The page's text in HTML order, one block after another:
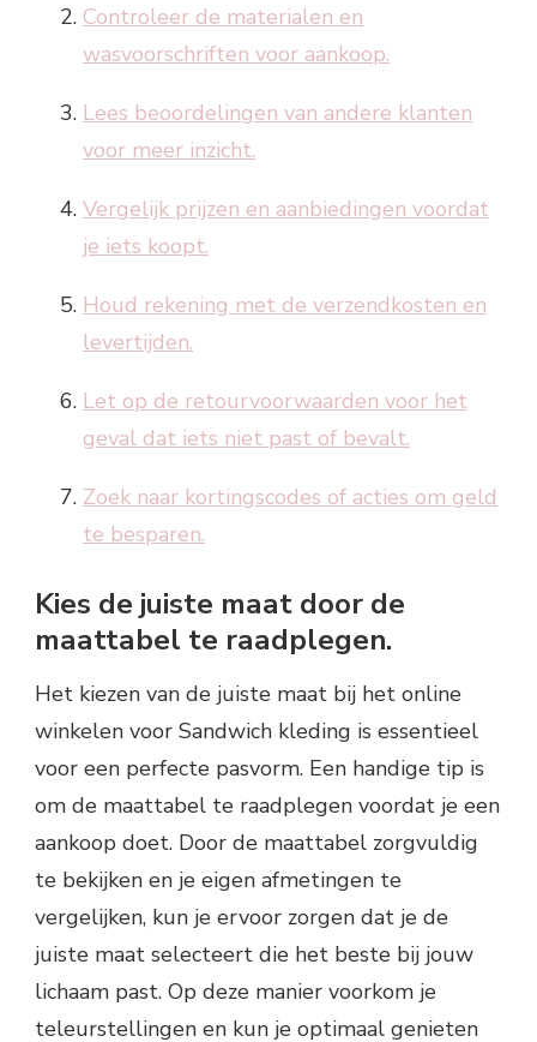
Controleer de materialen en
wasvoorschriften voor aankoop.
Lees beoordelingen van andere klanten
voor meer inzicht.
Vergelijk prijzen en aanbiedingen voordat
je iets koopt.
Houd rekening met de verzendkosten en
levertijden.
Let op de retourvoorwaarden voor het
geval dat iets niet past of bevalt.
Zoek naar kortingscodes of acties om geld
te besparen.
Kies de juiste maat door de
maattabel te raadplegen.
Het kiezen van de juiste maat bij het online
winkelen voor Sandwich kleding is essentieel
voor een perfecte pasvorm. Een handige tip is
om de maattabel te raadplegen voordat je een
aankoop doet. Door de maattabel zorgvuldig
te bekijken en je eigen afmetingen te
vergelijken, kun je ervoor zorgen dat je de
juiste maat selecteert die het beste bij jouw
lichaam past. Op deze manier voorkom je
teleurstellingen en kun je optimaal genieten